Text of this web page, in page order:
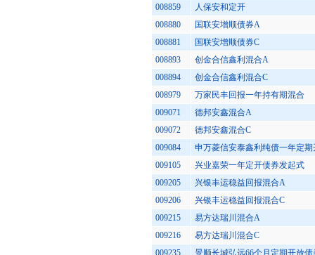
008859
人保安和定开
008880
国联安增顺债券A
008881
国联安增顺债券C
008893
创金合信鑫利混合A
008894
创金合信鑫利混合C
008979
万家民丰回报一年持有期混合
009071
德邦安鑫混合A
009072
德邦安鑫混合C
009084
申万菱信安泰鑫利纯债一年定
009105
兴业嘉荣一年定开债券发起式
009205
兴银丰运稳益回报混合A
009206
兴银丰运稳益回报混合C
009215
易方达瑞川混合A
009216
易方达瑞川混合C
009235
景顺长城弘远66个月定期开放债